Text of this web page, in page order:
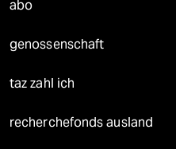
abo
genossenschaft
taz zahl ich
recherchefonds ausland